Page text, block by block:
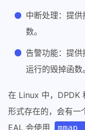
中断处理：提
数。
告警功能：提
运行的毁掉函数
在 Linux 中，DPDK
形式存在的，会有一
EAL 会使用
mmap